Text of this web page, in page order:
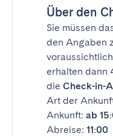
Über den
Sie müssen
den Angaben
erhalten dann
die Check-in-
Art der
Ankunft: ab
Abreise: 11:00